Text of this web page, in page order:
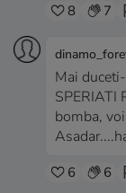
8 7
Mai
SPERIATI
bomba,
6 6